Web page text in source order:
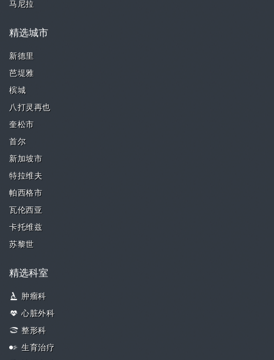
马尼拉
精选城市
新德里
芭堤雅
槟城
八打灵再也
奎松市
首尔
新加坡市
特拉维夫
帕西格市
瓦伦西亚
卡托维兹
苏黎世
精选科室
肿瘤科
心脏外科
整形科
生育治疗